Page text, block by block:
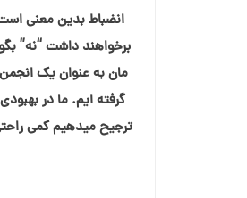
انضباط بدین معنی
مان به عنوان یک انجمن
گرفته ایم. ما در
ترجیح میدهیم کمی